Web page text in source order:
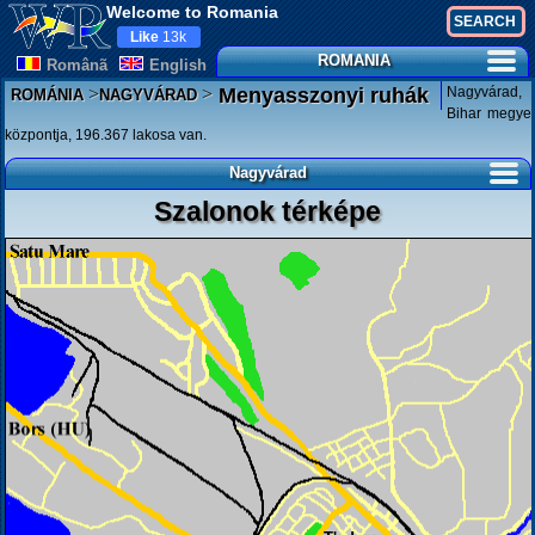
Welcome to Romania
Românã English
Like 13k
ROMANIA
ROMÁNIA>NAGYVÁRAD>Menyasszonyi ruhák
Nagyvárad,
Bihar megye
központja, 196.367 lakosa van.
Nagyvárad
Szalonok térképe